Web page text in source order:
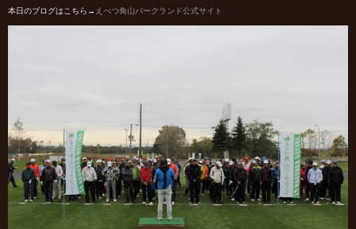
本日のブログはこちら→ えべつ角山パークランド公式サイト